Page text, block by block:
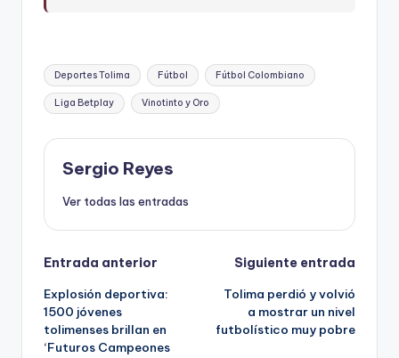
Etiquetas:
Deportes Tolima Fútbol Fútbol Colombiano
Liga Betplay Vinotinto y Oro
Sergio Reyes
Ver todas las entradas
Navegación
de
entradas
Entrada anterior
Explosión deportiva:
1500 jóvenes
tolimenses brillan en
‘Futuros Campeones
Siguiente entrada
Tolima perdió y volvió
a mostrar un nivel
futbolístico muy pobre